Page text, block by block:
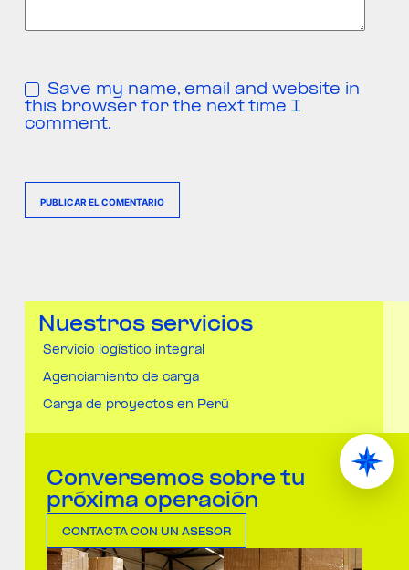
Save my name, email and website in
this browser for the next time I
comment.
PUBLICAR EL COMENTARIO
Nuestros servicios
Servicio logístico integral
Agenciamiento de carga
Carga de proyectos en Perú
Conversemos sobre tu
próxima operación
CONTACTA CON UN ASESOR